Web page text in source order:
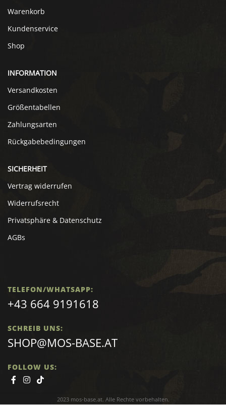
Warenkorb
Kundenservice
Shop
INFORMATION
Versandkosten
Größentabellen
Zahlungsarten
Rückgabebedingungen
SICHERHEIT
Vertrag widerrufen
Widerrufsrecht
Privatsphäre & Datenschutz
AGBs
TELEFON/WHATSAPP:
+43 664 9191618
SCHREIB UNS:
SHOP@MOS-BASE.AT
FOLLOW US:
2023 mos-base.at. Alle Rechte vorbehalten.